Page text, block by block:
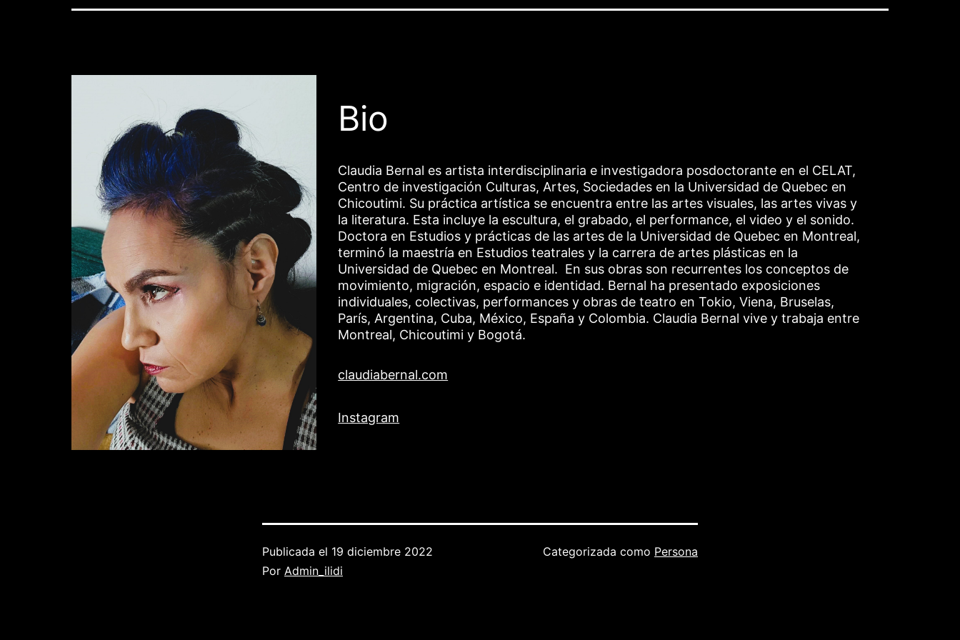
Bio
Claudia Bernal es artista interdisciplinaria e investigadora posdoctorante en el CELAT,
Centro de investigación Culturas, Artes, Sociedades en la Universidad de Quebec en
Chicoutimi. Su práctica artística se encuentra entre las artes visuales, las artes vivas y
la literatura. Esta incluye la escultura, el grabado, el performance, el video y el sonido.
Doctora en Estudios y prácticas de las artes de la Universidad de Quebec en Montreal,
terminó la maestría en Estudios teatrales y la carrera de artes plásticas en la
Universidad de Quebec en Montreal. En sus obras son recurrentes los conceptos de
movimiento, migración, espacio e identidad. Bernal ha presentado exposiciones
individuales, colectivas, performances y obras de teatro en Tokio, Viena, Bruselas,
París, Argentina, Cuba, México, España y Colombia. Claudia Bernal vive y trabaja entre
Montreal, Chicoutimi y Bogotá.
claudiabernal.com
Instagram
Publicada el 19 diciembre 2022
Por Admin_ilidi
Categorizada como Persona